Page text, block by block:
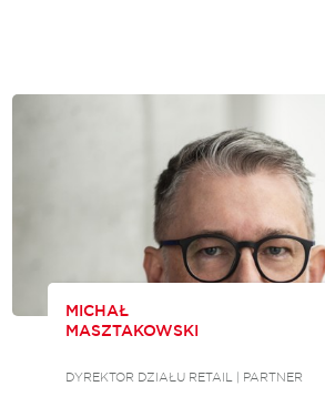
MICHAŁ
MASZTAKOWSKI
DYREKTOR DZIAŁU RETAIL | PARTNER